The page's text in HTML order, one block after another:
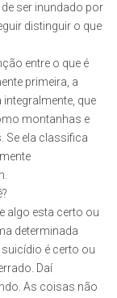
ser inundado por
distinguir o que
entre o que é
primeira, a
que
montanhas e
Se ela classifica
algo esta certo ou
determinada
é certo ou
Daí
As coisas não